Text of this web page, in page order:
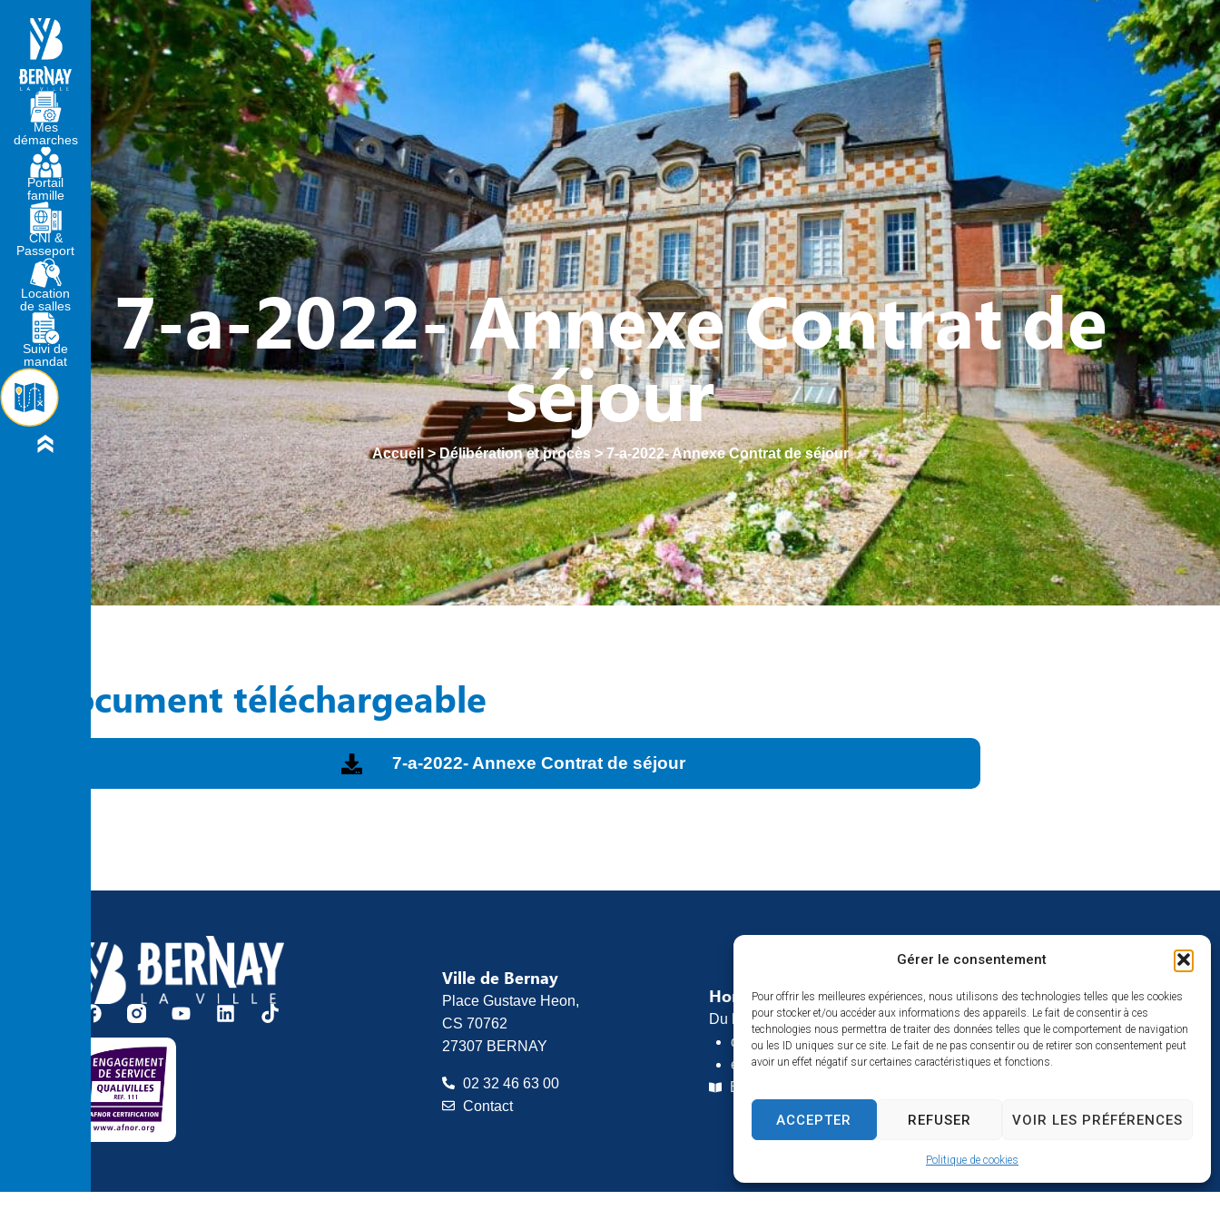
Gérer le consentement
Pour offrir les meilleures expériences, nous utilisons des technologies telles que les cookies
pour stocker et/ou accéder aux informations des appareils. Le fait de consentir à ces
technologies nous permettra de traiter des données telles que le comportement de navigation
ou les ID uniques sur ce site. Le fait de ne pas consentir ou de retirer son consentement peut
avoir un effet négatif sur certaines caractéristiques et fonctions.
ACCEPTER REFUSER VOIR LES PRÉFÉRENCES
Politique de cookies
MA MAIRIE VIVRE À BERNAY CULTURE - PATRIMOINE ACTION SOCIALE VIE ASSOCIATIVE - SPORTIVE
7-a-2022- Annexe Contrat de
séjour
Accueil >Délibération et procès> 7-a-2022- Annexe Contrat de séjour
Document téléchargeable
7-a-2022- Annexe Contrat de séjour
Mes
démarches
Portail
famille
CNI &
Passeport
Location
de salles
Suivi de
mandat
Ville de Bernay
Place Gustave Heon,
CS 70762
27307 BERNAY
02 32 46 63 00
Contact
Horaires d’ouverture
Du lundi au vendredi :
de 8h30 à 12h
et de 13h30 à 17h
Espace presse